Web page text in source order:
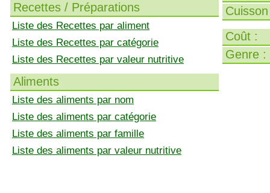
Recettes / Préparations
Liste des Recettes par aliment
Liste des Recettes par catégorie
Liste des Recettes par valeur nutritive
Aliments
Liste des aliments par nom
Liste des aliments par catégorie
Liste des aliments par famille
Liste des aliments par valeur nutritive
Coût :
Genre :